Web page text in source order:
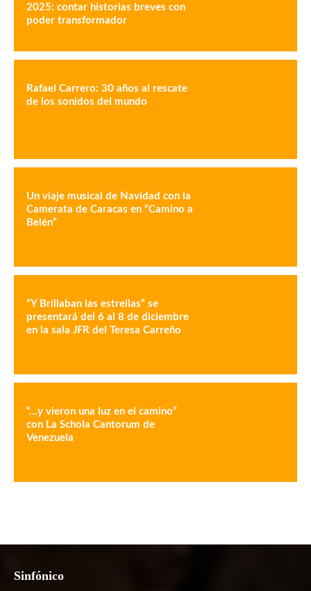
2025: contar historias breves con
poder transformador
Rafael Carrero: 30 años al rescate
de los sonidos del mundo
Un viaje musical de Navidad con la
Camerata de Caracas en “Camino a
Belén”
“Y Brillaban las estrellas” se
presentará del 6 al 8 de diciembre
en la sala JFR del Teresa Carreño
“…y vieron una luz en el camino”
con La Schola Cantorum de
Venezuela
Sinfónico